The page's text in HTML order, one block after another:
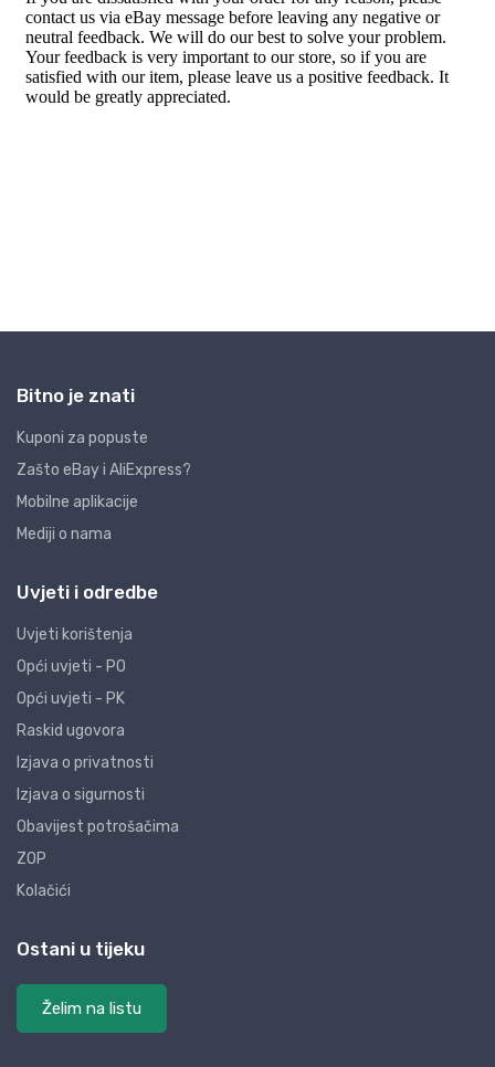
Bitno je znati
Kuponi za popuste
Zašto eBay i AliExpress?
Mobilne aplikacije
Mediji o nama
Uvjeti i odredbe
Uvjeti korištenja
Opći uvjeti - PO
Opći uvjeti - PK
Raskid ugovora
Izjava o privatnosti
Izjava o sigurnosti
Obavijest potrošačima
ZOP
Kolačići
Ostani u tijeku
Želim na listu